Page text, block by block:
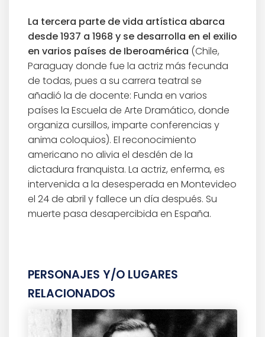
La tercera parte de vida artística abarca
desde 1937 a 1968 y se desarrolla en el exilio
en varios países de Iberoamérica (Chile,
Paraguay donde fue la actriz más fecunda
de todas, pues a su carrera teatral se
añadió la de docente: Funda en varios
países la Escuela de Arte Dramático, donde
organiza cursillos, imparte conferencias y
anima coloquios). El reconocimiento
americano no alivia el desdén de la
dictadura franquista. La actriz, enferma, es
intervenida a la desesperada en Montevideo
el 24 de abril y fallece un día después. Su
muerte pasa desapercibida en España.
PERSONAJES Y/O LUGARES
RELACIONADOS